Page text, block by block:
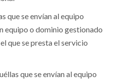
que se envían al equipo
equipo o dominio gestionado
que se presta el servicio
que se envían al equipo